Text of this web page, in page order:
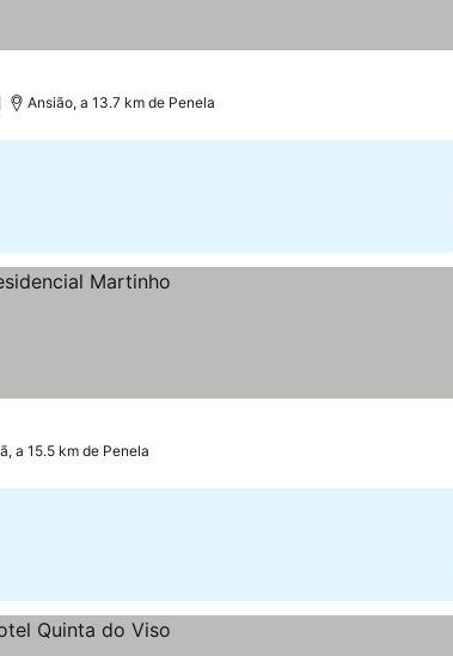
Ansião, a 13.7 km de Penela
a 15.5 km de Penela